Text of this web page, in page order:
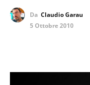
Da Claudio Garau
5 Ottobre 2010